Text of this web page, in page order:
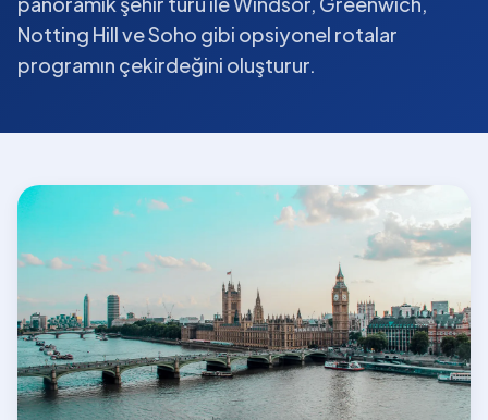
Notting Hill ve Soho gibi opsiyonel rotalar
programın çekirdeğini oluşturur.